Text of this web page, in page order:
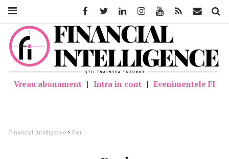
Vreau abonament | Intra in cont | Evenimentele FI
Financial Intelligence > Paul
FacebookTwitter LinkedinInstagramYoutube Feed Mail